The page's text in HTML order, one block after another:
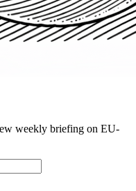
weekly briefing on EU-